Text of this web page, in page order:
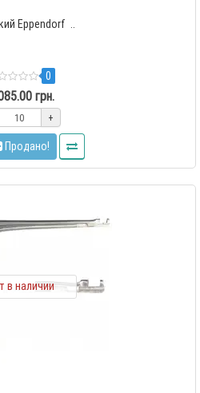
Eppendorf ..
0
грн.
+
Продано!
в наличии